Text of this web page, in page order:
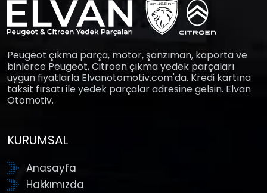
Peugeot çıkma parça, motor, şanzıman, kaporta ve
binlerce Peugeot, Citroen çıkma yedek parçaları
uygun fiyatlarla Elvanotomotiv.com'da. Kredi kartına
taksit fırsatı ile yedek parçalar adresine gelsin. Elvan
Otomotiv.
KURUMSAL
Anasayfa
Hakkımızda